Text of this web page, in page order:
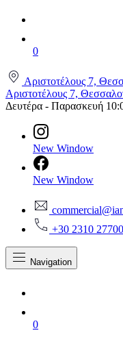
0
Αριστοτέλους 7,
Αριστοτέλους 7,
Δευτέρα - Παρασκευή
New Window
New Window
+30 2310
Navigation
0